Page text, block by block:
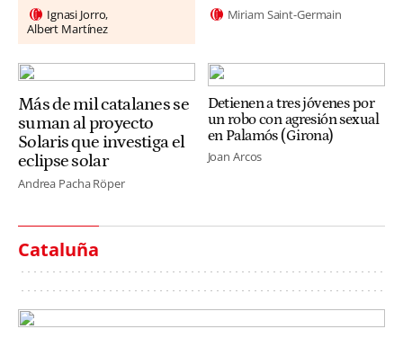
Ignasi Jorro
Albert Martínez
Miriam Saint-Germain
Más de mil catalanes se
suman al proyecto
Solaris que investiga el
eclipse solar
Andrea Pacha Röper
Detienen a tres jóvenes por
un robo con agresión sexual
en Palamós (Girona)
Joan Arcos
Cataluña